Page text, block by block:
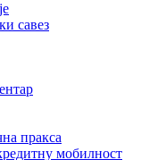
савез
пракса
мобилност